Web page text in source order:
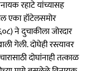
रहाटे यांच्यासह
एका हॉटेलसमोर
ने दुचाकीला जोरदार
गेली. दोघेही रस्त्यावर
दोघांनाही तत्काळ